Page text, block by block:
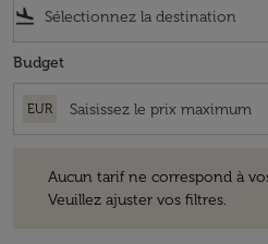
flight_land
Budget
EUR
Aucun tarif ne correspond à
Veuillez ajuster vos filtres.